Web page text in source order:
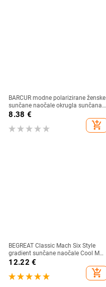
BARCUR modne polarizirane ženske
sunčane naočale okrugla sunčana
stakla dame Lunette De Soleil
8.38 €
add_shopping_cart
BEGREAT Classic Mach Six Style
gradient sunčane naočale Cool Men
Vintage Brand Design Sunčane
naočale Lentes očki sunčanye
ženskie
12.22 €
add_shopping_cart